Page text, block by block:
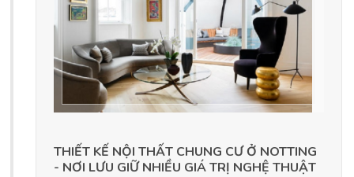
THIẾT KẾ NỘI THẤT CHUNG CƯ Ở NOTTING
- NƠI LƯU GIỮ NHIỀU GIÁ TRỊ NGHỆ THUẬT